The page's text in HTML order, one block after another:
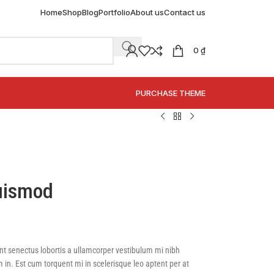
HomeShopBlogPortfolioAbout usContact us
0 ₫
PURCHASE THEME
senectus lobortis a ullamcorper vestibulum mi nibh
Est cum torquent mi in scelerisque leo aptent per at